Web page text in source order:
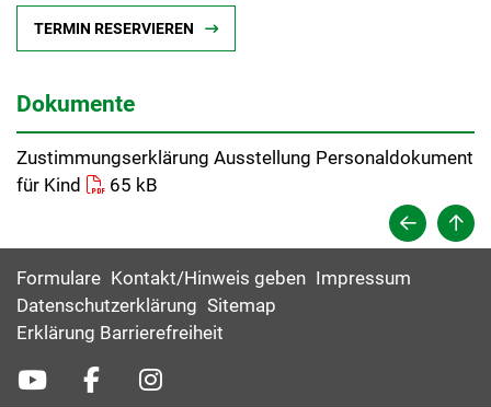
TERMIN RESERVIEREN
Dokumente
Zustimmungserklärung Ausstellung Personaldokument
für Kind
65 kB
Formulare Kontakt/Hinweis geben Impressum
Datenschutzerklärung Sitemap
Erklärung Barrierefreiheit